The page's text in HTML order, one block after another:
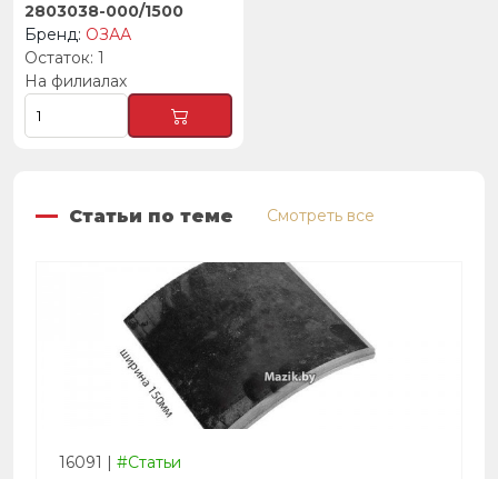
2803038-000/1500
ОЗАА
1
На филиалах
Статьи по теме Смотреть все
16091 | #Статьи